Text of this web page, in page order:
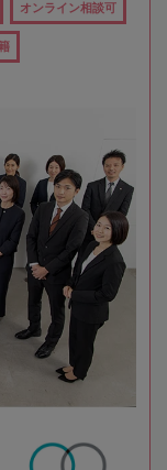
オンライン相談可